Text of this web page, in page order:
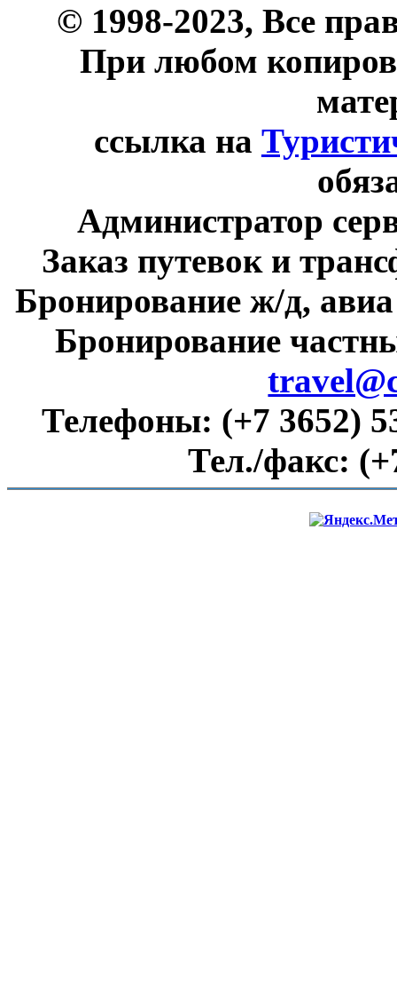
© 1998-2023, Все
При любом
ссылка на
Администратор
Заказ путевок и
Бронирование ж/д,
Бронирование
Телефоны: (+7 3652)
Тел./факс: